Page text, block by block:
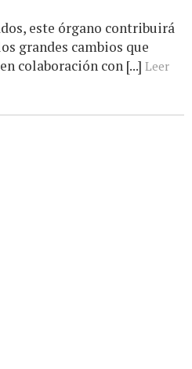
este órgano contribuirá
grandes cambios que
colaboración con [...] Leer